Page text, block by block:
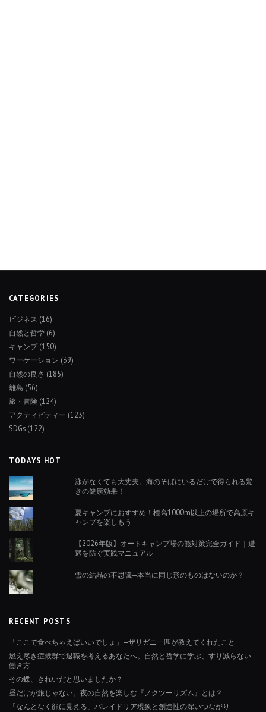
CATEGORIES
ビジネス (16)
自然と哲学 (6)
キャンプ(150)
ワーケーション (39)
自然の良さ (185)
離島 (56)
旅・冒険 (124)
アクティビティー (123)
SDGs (122)
TODAYS HOT
泳がなくても大丈夫。海のそばにいるだけで得られる驚
きの健康効果！
夏キャンプにおすすめ！標高1000m以上の場所で高原キ
ャンプを楽しもう
【2026年版】オートキャンプ場の熊対策完全ガイド｜遭
遇を防ぐ実践マニュアル
雪の結晶の不思議─本当に同じ形のものはないのか？
RECENT POSTS
「ここで食べちゃえばいいでしょ」—ザリガニ一匹が教えてくれたこと
燃え尽き症候群で退職を考えるあなたへ。自然と哲学に学ぶ、すり減らない
働き方
その蝶、きれいだと思いましたか？
昼だけが旅じゃない。夜の自然を楽しむ『ノクツーリズム』とは？
「なんとなく顔に見える」パレイドリア現象と創造性の深いつながり